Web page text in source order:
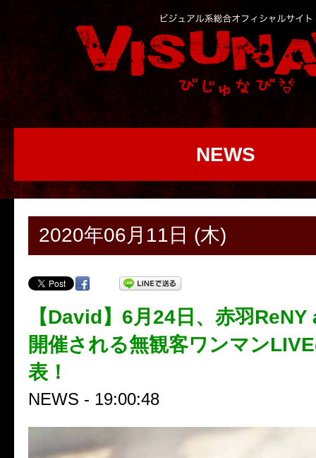
NEWS
2020年06月11日 (木)
【David】6月24日、赤羽
開催される無観客ワンマン
表！
NEWS - 19:00:48